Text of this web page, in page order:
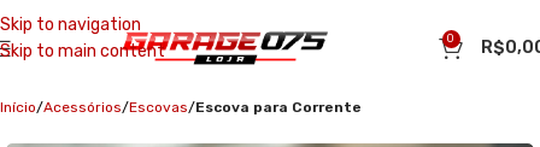
Skip to navigation
Skip to main content
0 R$
Início Acessórios Escovas Escova para Corrente